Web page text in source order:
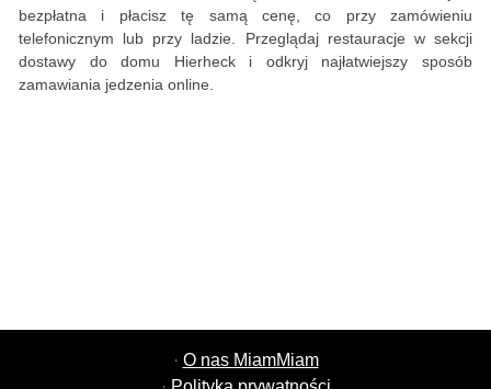
bezpłatna i płacisz tę samą cenę, co przy zamówieniu
telefonicznym lub przy ladzie. Przeglądaj restauracje w sekcji
dostawy do domu Hierheck i odkryj najłatwiejszy sposób
zamawiania jedzenia online.
· O nas MiamMiam